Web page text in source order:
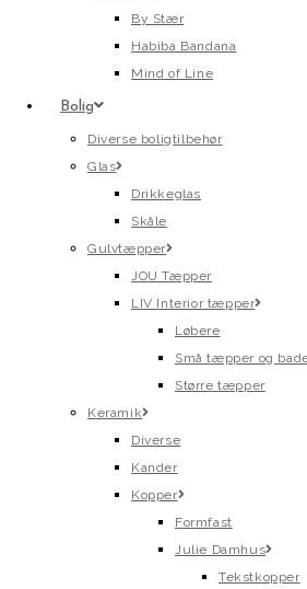
By Stær
Habiba Bandana
Mind of Line
Bolig
Diverse boligtilbehør
Glas
Drikkeglas
Skåle
Gulvtæpper
JOU Tæpper
LIV Interior tæpper
Løbere
Små tæpper og
Større tæpper
Keramik
Diverse
Kander
Kopper
Formfast
Julie Damhus
Tekstkopper